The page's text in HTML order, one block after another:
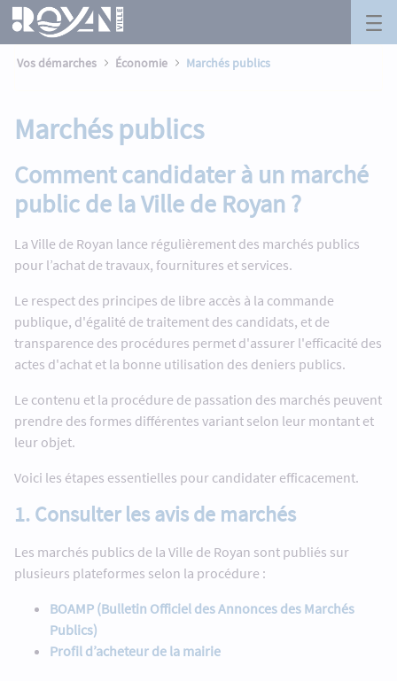
Panneau de gestion des cookies
Saut au contenu principal
Marchés publics - Royan
Vos démarches Économie Marchés publics
Marchés publics
Comment candidater à un marché
public de la Ville de Royan ?
La Ville de Royan lance régulièrement des marchés publics
pour l’achat de travaux, fournitures et services.
Le respect des principes de libre accès à la commande
publique, d'égalité de traitement des candidats, et de
transparence des procédures permet d'assurer l'efficacité des
actes d'achat et la bonne utilisation des deniers publics.
Le contenu et la procédure de passation des marchés peuvent
prendre des formes différentes variant selon leur montant et
leur objet.
Voici les étapes essentielles pour candidater efficacement.
1. Consulter les avis de marchés
Les marchés publics de la Ville de Royan sont publiés sur
plusieurs plateformes selon la procédure :
BOAMP (Bulletin Officiel des Annonces des Marchés
Publics)
Profil d’acheteur de la mairie